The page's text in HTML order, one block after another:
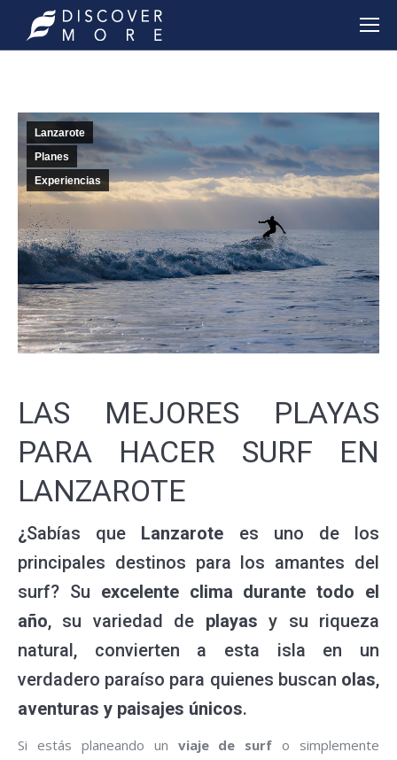
Lanzarote
Planes
Experiencias
LAS MEJORES PLAYAS
PARA HACER SURF EN
LANZAROTE
¿Sabías que Lanzarote es uno de los
principales destinos para los amantes del
surf? Su excelente clima durante todo el
año, su variedad de playas y su riqueza
natural, convierten a esta isla en un
verdadero paraíso para quienes buscan olas,
aventuras y paisajes únicos.
Si estás planeando un viaje de surf o simplemente